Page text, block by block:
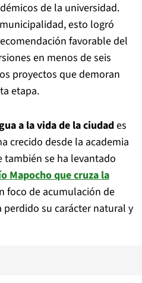
de la universidad.
esto logró
favorable del
en menos de seis
proyectos que demoran
etapa.
a la vida de la ciudades
crecido desde la academia
se ha levantado
Mapocho que cruza la
foco de acumulación de
perdido su carácter natural y